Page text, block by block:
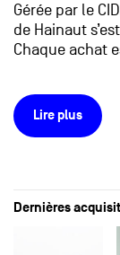
Gérée par le
de Hainaut
Chaque achat
Lire plus
Dernières